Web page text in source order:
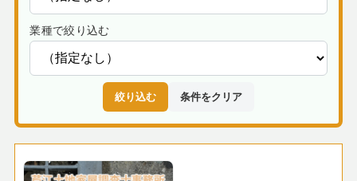
業種で絞り込む
絞り込む 条件をクリア